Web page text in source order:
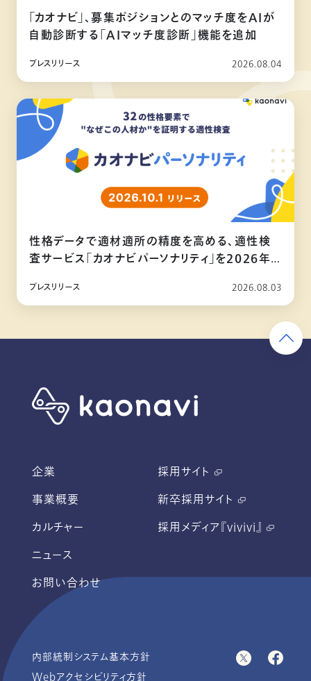
「カオナビ」、募集ポジションとのマッチ度をAIが
自動診断する「AIマッチ度診断」機能を追加
プレスリリース 2026.08.04
性格データで適材適所の精度を高める、適性検
査サービス「カオナビパーソナリティ」を2026年
プレスリリース 2026.08.03
企業
事業概要
カルチャー
ニュース
お問い合わせ
採用サイト
新卒採用サイト
採用メディア『vivivi』
内部統制システム基本方針
Webアクセシビリティ方針